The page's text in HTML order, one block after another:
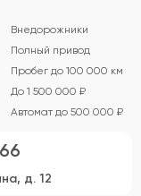
Внедорожники
Полный привод
Пробег до 100 000 км
До 1 500 000 ₽
Автомат до 500 000 ₽
д. 12